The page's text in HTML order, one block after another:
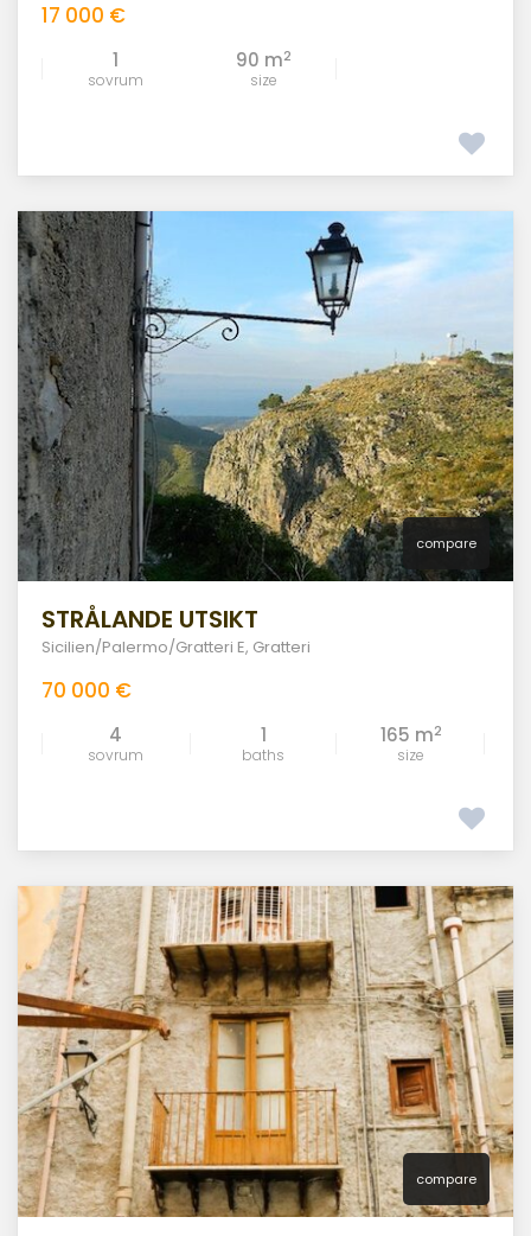
17 000 €
1
sovrum
90 m2
size
compare
STRÅLANDE UTSIKT
Sicilien/Palermo/Gratteri E, Gratteri
70 000 €
4
sovrum
1
baths
165 m2
size
compare